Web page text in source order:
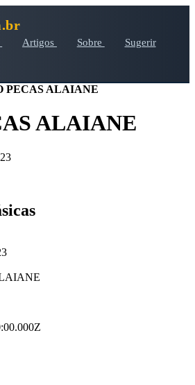
Artigos Sobre
Sugerir
PECAS ALAIANE
ALAIANE